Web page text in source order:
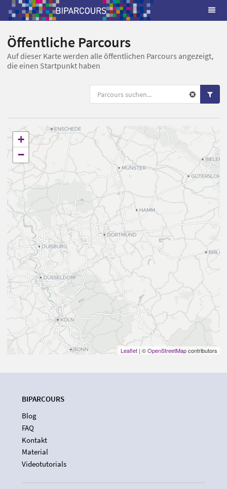
Öffentliche Parcours
Auf dieser Karte werden alle öffentlichen Parcours angezeigt,
die einen Startpunkt haben
+
−
Leaflet | ©OpenStreetMapcontributors
BIPARCOURS
Blog
FAQ
Kontakt
Material
Videotutorials